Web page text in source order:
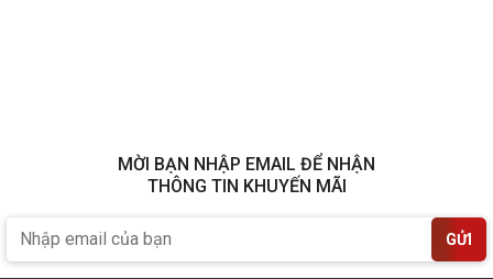
MỜI BẠN NHẬP EMAIL ĐỂ NHẬN
THÔNG TIN KHUYẾN MÃI
GỬI